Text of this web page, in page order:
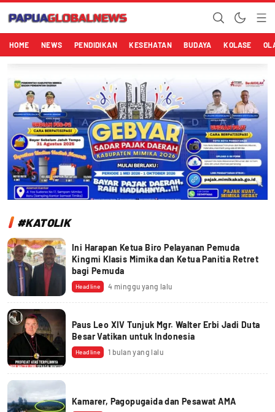
Papuaglobalnews.com
Menulis Fakta dengan Hati Bening
HOME NEWS PENDIDIKAN KESEHATAN BUDAYA KOLASE
#KATOLIK
Ini Harapan Ketua Biro Pelayanan Pemuda
Kingmi Klasis Mimika dan Ketua Panitia Retret
bagi Pemuda
Headline 4 minggu yang lalu
Paus Leo XIV Tunjuk Mgr. Walter Erbi Jadi Duta
Besar Vatikan untuk Indonesia
Headline 1 bulan yang lalu
Kamarer, Pagopugaida dan Pesawat AMA